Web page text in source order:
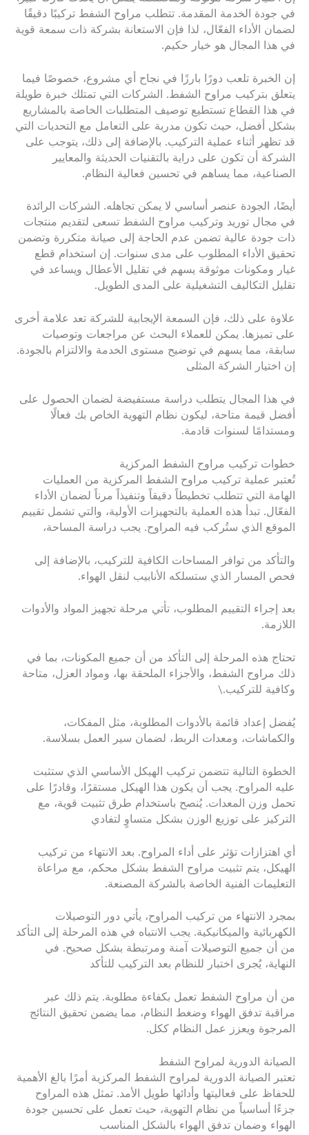
في جودة الخدمة المقدمة. تتطلب مراوح الشفط تركيبًا دقيقًا
لضمان الأداء الفعّال، لذا فإن الاستعانة بشركة ذات سمعة قوية
في هذا المجال هو خيار حكيم.
إن الخبرة تلعب دورًا بارزًا في نجاح أي مشروع، خصوصًا فيما
يتعلق بتركيب مراوح الشفط. الشركات التي تمتلك خبرة طويلة
في هذا القطاع تستطيع توصيف المتطلبات الخاصة بالمشاريع
بشكل أفضل، حيث تكون مدربة على التعامل مع التحديات التي
قد تظهر أثناء عملية التركيب. بالإضافة إلى ذلك، يتوجب على
الشركة أن تكون على دراية بالتقنيات الحديثة والمعايير
الصناعية، مما يساهم في تحسين فعالية النظام.
أيضًا، الجودة عنصر أساسي لا يمكن تجاهله. الشركات الرائدة
في مجال توريد وتركيب مراوح الشفط تسعى لتقديم منتجات
ذات جودة عالية تضمن عدم الحاجة إلى صيانة متكررة وتضمن
تحقيق الأداء المطلوب على مدى سنوات. إن استخدام قطع
غيار ومكونات موثوقة يسهم في تقليل الأعطال ويساعد في
تقليل التكاليف التشغيلية على المدى الطويل.
علاوة على ذلك، فإن السمعة الإيجابية للشركة تعد علامة أخرى
على تميزها. يمكن للعملاء البحث عن مراجعات وتوصيات
سابقة، مما يسهم في توضيح مستوى الخدمة والالتزام بالجودة.
إن اختيار الشركة المثلى
في هذا المجال يتطلب دراسة مستفيضة لضمان الحصول على
أفضل قيمة متاحة، ليكون نظام التهوية الخاص بك فعالًا
ومستدامًا لسنوات قادمة.
خطوات تركيب مراوح الشفط المركزية
تُعتبر عملية تركيب مراوح الشفط المركزية من العمليات
الهامة التي تتطلب تخطيطاً دقيقاً وتنفيذاً مرناً لضمان الأداء
الفعّال. تبدأ هذه العملية بالتجهيزات الأولية، والتي تشمل تقييم
الموقع الذي ستُركب فيه المراوح. يجب دراسة المساحة،
والتأكد من توافر المساحات الكافية للتركيب، بالإضافة إلى
فحص المسار الذي ستسلكه الأنابيب لنقل الهواء.
بعد إجراء التقييم المطلوب، تأتي مرحلة تجهيز المواد والأدوات
اللازمة.
تحتاج هذه المرحلة إلى التأكد من أن جميع المكونات، بما في
ذلك مراوح الشفط، والأجزاء الملحقة بها، ومواد العزل، متاحة
وكافية للتركيب.\
يُفضل إعداد قائمة بالأدوات المطلوبة، مثل المفكات،
والكماشات، ومعدات الربط، لضمان سير العمل بسلاسة.
الخطوة التالية تتضمن تركيب الهيكل الأساسي الذي ستثبت
عليه المراوح. يجب أن يكون هذا الهيكل مستقرًا، وقادرًا على
تحمل وزن المعدات. يُنصح باستخدام طرق تثبيت قوية، مع
التركيز على توزيع الوزن بشكل متساوٍ لتفادي
أي اهتزازات تؤثر على أداء المراوح. بعد الانتهاء من تركيب
الهيكل، يتم تثبيت مراوح الشفط بشكل محكم، مع مراعاة
التعليمات الفنية الخاصة بالشركة المصنعة.
بمجرد الانتهاء من تركيب المراوح، يأتي دور التوصيلات
الكهربائية والميكانيكية. يجب الانتباه في هذه المرحلة إلى التأكد
من أن جميع التوصيلات آمنة ومرتبطة بشكل صحيح. في
النهاية، يُجرى اختبار للنظام بعد التركيب للتأكد
من أن مراوح الشفط تعمل بكفاءة مطلوبة. يتم ذلك عبر
مراقبة تدفق الهواء وضغط النظام، مما يضمن تحقيق النتائج
المرجوة ويعزز عمل النظام ككل.
الصيانة الدورية لمراوح الشفط
تعتبر الصيانة الدورية لمراوح الشفط المركزية أمرًا بالغ الأهمية
للحفاظ على فعاليتها وأدائها طويل الأمد. تمثل هذه المراوح
جزءًا أساسياً من نظام التهوية، حيث تعمل على تحسين جودة
الهواء وضمان تدفق الهواء بالشكل المناسب